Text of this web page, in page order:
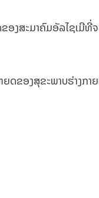
ອງສະມາຄົມອັລໄຊເມີທີ່
ຂອງສຸຂະພາບຮ່າງກາຍ